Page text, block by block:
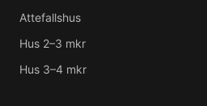
Attefallshus
Hus 2–3 mkr
Hus 3–4 mkr